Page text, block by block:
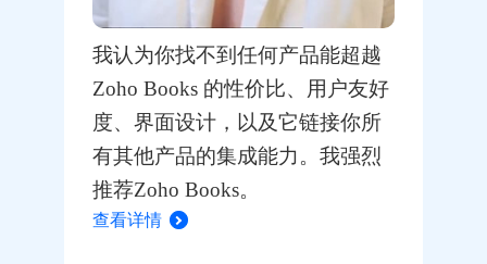
我认为你找不到任何产品能超越
Zoho Books 的性价比、用户友好
度、界面设计，以及它链接你所
有其他产品的集成能力。我强烈
推荐Zoho Books。
查看详情